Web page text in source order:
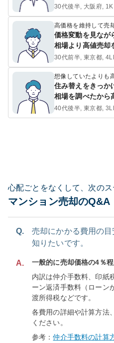
30代後半, 大阪府,
高価格を維持して売
価格変動を見なが
相場より高値売却
30代前半, 東京都,
想像していたよりも
住み替えをきっか
相場を調べたから
40代後半, 東京都,
心配ごとをなくして、次のス
マンション売却のQ&A
Q.
売却にかかる費用の
知りたいです。
A.
一般的に売却価格の4％程
内訳は仲介手数料、印紙
ーン返済手数料（ローン
渡所得税などです。
各費用の詳細や計算方法
ください。
参考：仲介手数料の計算